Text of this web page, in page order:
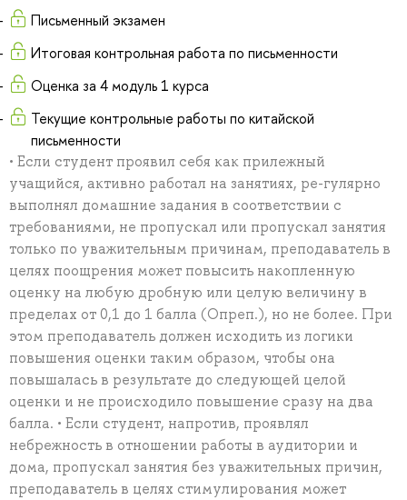
Письменный экзамен
Итоговая контрольная работа по письменности
Оценка за 4 модуль 1 курса
Текущие контрольные работы по китайской
письменности
• Если студент проявил себя как прилежный
учащийся, активно работал на занятиях, ре-гулярно
выполнял домашние задания в соответствии с
требованиями, не пропускал или пропускал занятия
только по уважительным причинам, преподаватель в
целях поощрения может повысить накопленную
оценку на любую дробную или целую величину в
пределах от 0,1 до 1 балла (Опреп.), но не более. При
этом преподаватель должен исходить из логики
повышения оценки таким образом, чтобы она
повышалась в результате до следующей целой
оценки и не происходило повышение сразу на два
балла. • Если студент, напротив, проявлял
небрежность в отношении работы в аудитории и
дома, пропускал занятия без уважительных причин,
преподаватель в целях стимулирования может